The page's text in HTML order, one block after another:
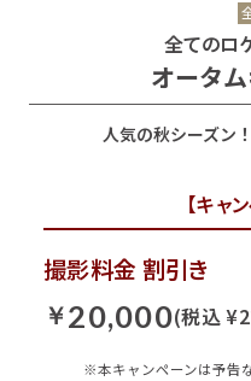
全てのロ
オータ
人気の秋シーズン
【キャ
撮影料金 割引き
￥20,000(税込
※本キャンペーンは予告